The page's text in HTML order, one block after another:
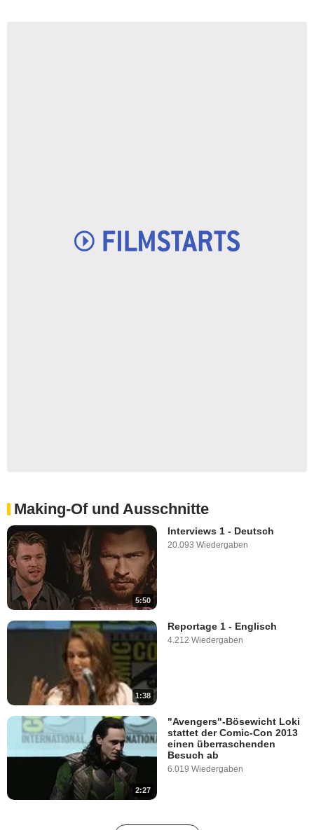
Making-Of und Ausschnitte
5:50
Interviews 1 - Deutsch
20.093 Wiedergaben
1:38
Reportage 1 - Englisch
4.212 Wiedergaben
2:27
"Avengers"-Bösewicht Loki
stattet der Comic-Con 2013
einen überraschenden
Besuch ab
6.019 Wiedergaben